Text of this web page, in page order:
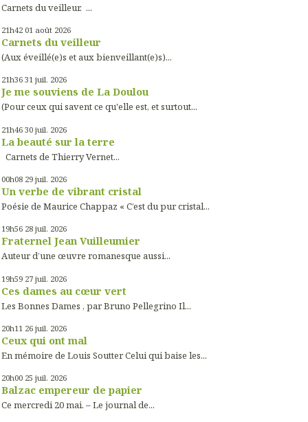
Carnets du veilleur. ...
21h42 01 août 2026
Carnets du veilleur
(Aux éveillé(e)s et aux bienveillant(e)s)...
21h36 31 juil. 2026
Je me souviens de La Doulou
(Pour ceux qui savent ce qu'elle est, et surtout...
21h46 30 juil. 2026
La beauté sur la terre
Carnets de Thierry Vernet...
00h08 29 juil. 2026
Un verbe de vibrant cristal
Poésie de Maurice Chappaz « C’est du pur cristal...
19h56 28 juil. 2026
Fraternel Jean Vuilleumier
Auteur d’une œuvre romanesque aussi...
19h59 27 juil. 2026
Ces dames au cœur vert
Les Bonnes Dames , par Bruno Pellegrino Il...
20h11 26 juil. 2026
Ceux qui ont mal
En mémoire de Louis Soutter Celui qui baise les...
20h00 25 juil. 2026
Balzac empereur de papier
Ce mercredi 20 mai. – Le journal de...